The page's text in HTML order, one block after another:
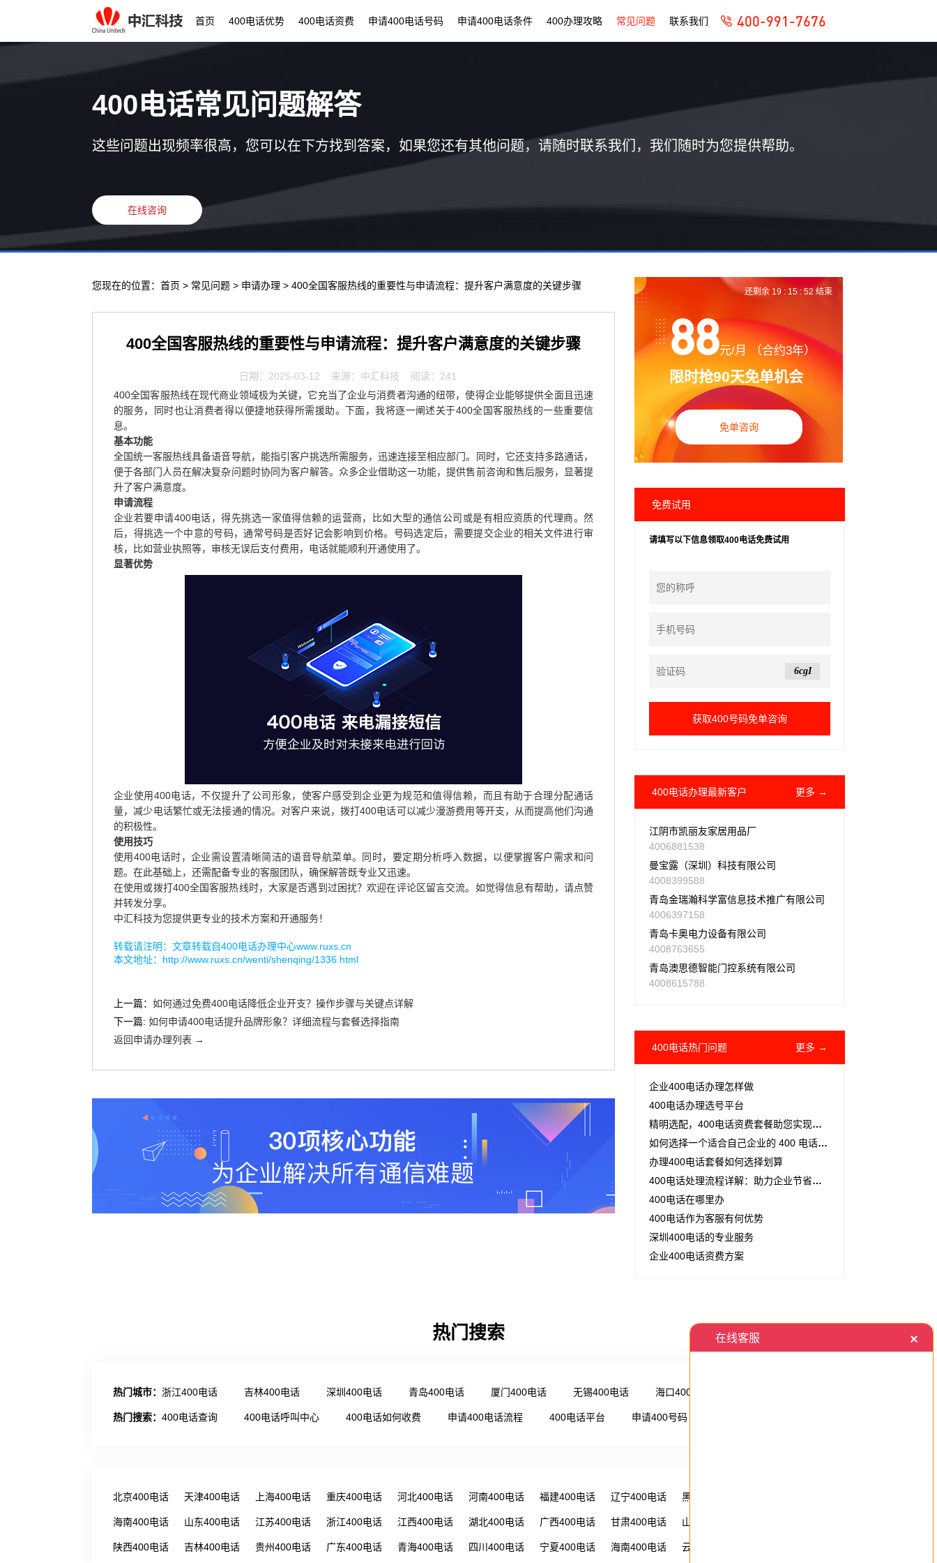
首页 400电话优势 400电话资费 申请400电话号码 申请400电话条件 400办理攻略 常见问题 联系我们 400-991-7676
400电话常见问题解答
这些问题出现频率很高，您可以在下方找到答案，如果您还有其他问题，请随时联系我们，我们随时为您提供帮助。
在线咨询
您现在的位置： 首页 > 常见问题 > 申请办理 > 400全国客服热线的重要性与申请流程：提升客户满意度的关键步骤
400全国客服热线的重要性与申请流程：提升客户满意度的关键步骤
日期：2025-03-12 来源：中汇科技 阅读：241
400全国客服热线在现代商业领域极为关键，它充当了企业与消费者沟通的纽带，使得企业能够提供全面且迅速
的服务，同时也让消费者得以便捷地获得所需援助。下面，我将逐一阐述关于400全国客服热线的一些重要信
息。
基本功能
全国统一客服热线具备语音导航，能指引客户挑选所需服务，迅速连接至相应部门。同时，它还支持多路通话，
便于各部门人员在解决复杂问题时协同为客户解答。众多企业借助这一功能，提供售前咨询和售后服务，显著提
升了客户满意度。
申请流程
企业若要申请400电话，得先挑选一家值得信赖的运营商，比如大型的通信公司或是有相应资质的代理商。然
后，得挑选一个中意的号码，通常号码是否好记会影响到价格。号码选定后，需要提交企业的相关文件进行审
核，比如营业执照等，审核无误后支付费用，电话就能顺利开通使用了。
显著优势
企业使用400电话，不仅提升了公司形象，使客户感受到企业更为规范和值得信赖，而且有助于合理分配通话
量，减少电话繁忙或无法接通的情况。对客户来说，拨打400电话可以减少漫游费用等开支，从而提高他们沟通
的积极性。
使用技巧
使用400电话时，企业需设置清晰简洁的语音导航菜单。同时，要定期分析呼入数据，以便掌握客户需求和问
题。在此基础上，还需配备专业的客服团队，确保解答既专业又迅速。
在使用或拨打400全国客服热线时，大家是否遇到过困扰？欢迎在评论区留言交流。如觉得信息有帮助，请点赞
并转发分享。
中汇科技为您提供更专业的技术方案和开通服务！
转载请注明：文章转载自400电话办理中心www.ruxs.cn
本文地址： http://www.ruxs.cn/wenti/shenqing/1336.html
上一篇： 如何通过免费400电话降低企业开支？操作步骤与关键点详解
下一篇: 如何申请400电话提升品牌形象？详细流程与套餐选择指南
返回申请办理列表 →
88元/月 （合约3年）
限时抢90天免单机会
免单咨询
还剩余 19 : 15 :51 结束
免费试用
请填写以下信息领取400电话免费试用
6cgI
400电话办理最新客户 更多 →
江阴市凯丽友家居用品厂
4006881538
曼宝露（深圳）科技有限公司
4008399588
青岛金瑞瀚科学富信息技术推广有限公司
4006397158
青岛卡奥电力设备有限公司
4008763655
青岛澳思德智能门控系统有限公司
4008615788
400电话热门问题 更多 →
企业400电话办理怎样做
400电话办理选号平台
精明选配，400电话资费套餐助您实现高效节省
如何选择一个适合自己企业的 400 电话号码？
办理400电话套餐如何选择划算
400电话处理流程详解：助力企业节省成本、提升服务效率
400电话在哪里办
400电话作为客服有何优势
深圳400电话的专业服务
企业400电话资费方案
热门搜索
热门城市： 浙江400电话 吉林400电话 深圳400电话 青岛400电话 厦门400电话 无锡400电话 海口400电话
热门搜索： 400电话查询 400电话呼叫中心 400电话如何收费 申请400电话流程 400电话平台 申请400号码
北京400电话 天津400电话 上海400电话 重庆400电话 河北400电话 河南400电话 福建400电话 辽宁400电话 黑龙江400电话
海南400电话 山东400电话 江苏400电话 浙江400电话 江西400电话 湖北400电话 广西400电话 甘肃400电话 山西400电话
陕西400电话 吉林400电话 贵州400电话 广东400电话 青海400电话 四川400电话 宁夏400电话 海南400电话 云南400电话